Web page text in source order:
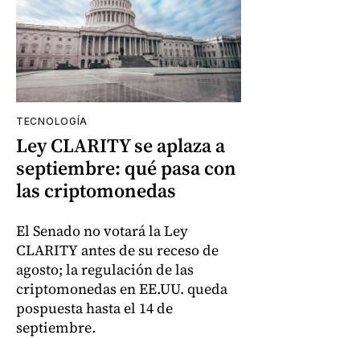
TECNOLOGÍA
Ley CLARITY se aplaza a
septiembre: qué pasa con
las criptomonedas
El Senado no votará la Ley
CLARITY antes de su receso de
agosto; la regulación de las
criptomonedas en EE.UU. queda
pospuesta hasta el 14 de
septiembre.